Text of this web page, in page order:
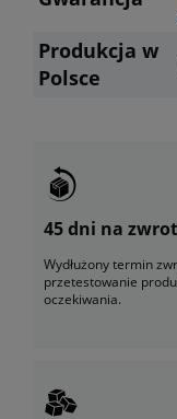
Produkcja w
Polsce
45 dni na zwrot
Wydłużony termin
przetestowanie
oczekiwania.